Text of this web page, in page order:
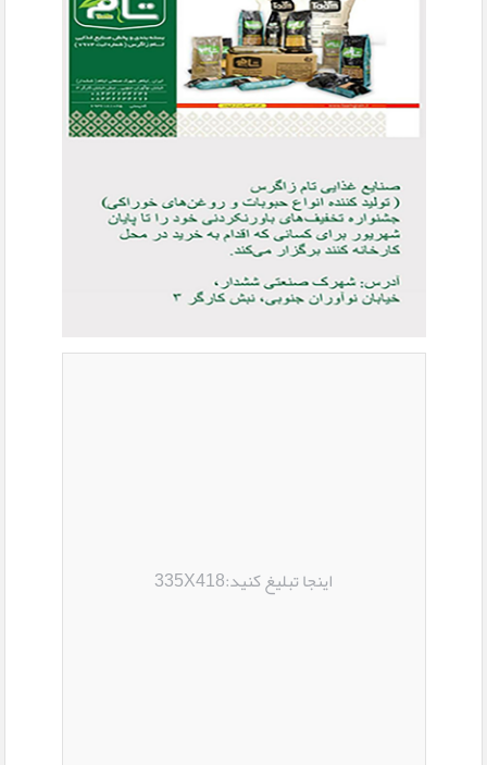
اینجا تبلیغ کنید:335X418